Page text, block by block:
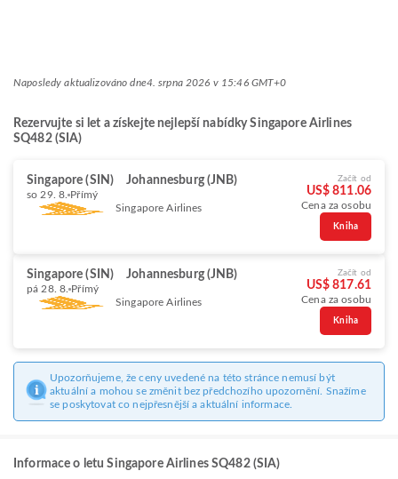
Naposledy aktualizováno dne4. srpna 2026 v 15:46 GMT+0
Rezervujte si let a získejte nejlepší nabídky Singapore Airlines
SQ482 (SIA)
Singapore (SIN) Johannesburg (JNB)
so 29. 8. Přímý
Singapore Airlines
Začít od
US$ 811.06
Cena za osobu
Kniha
Singapore (SIN) Johannesburg (JNB)
pá 28. 8. Přímý
Singapore Airlines
Začít od
US$ 817.61
Cena za osobu
Kniha
Upozorňujeme, že ceny uvedené na této stránce nemusí být
aktuální a mohou se změnit bez předchozího upozornění. Snažíme
se poskytovat co nejpřesnější a aktuální informace.
Informace o letu Singapore Airlines SQ482 (SIA)